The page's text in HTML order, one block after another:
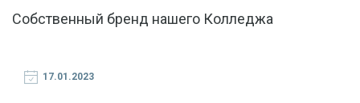
Собственный бренд нашего Колледжа
17.01.2023